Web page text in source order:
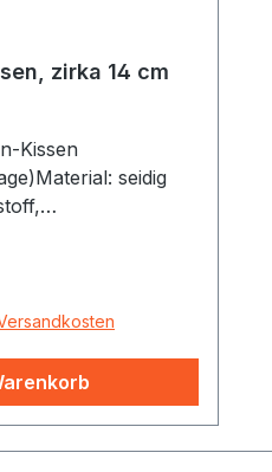
zirka 14 cm
Kissen
seidig
dient in der
Unterlage. Es
Kissen ist so dünn,
vom Klanggast
werden können.